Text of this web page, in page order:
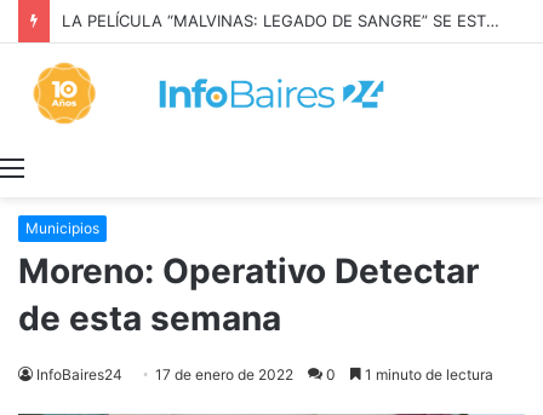
LA PELÍCULA “MALVINAS: LEGADO DE SANGRE” SE ESTRENARÁ EN PRIME VIDEO
Municipios
Moreno: Operativo Detectar
de esta semana
InfoBaires24 17 de enero de 2022 0 1 minuto de lectura